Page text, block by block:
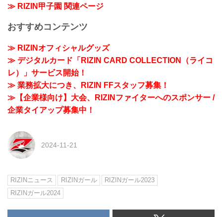
≫ RIZIN甲子園 関連ページ
おすすめコンテンツ
≫ RIZINオフィシャルグッズ
≫ デジタルカード「RIZIN CARD COLLECTION（ライコ
レ）」サービス開始！
≫ 業務拡大につき、RIZIN FFスタッフ募集！
≫【企業様向け】大会、RIZINファイターへのスポンサー /
企業タイアップ募集中！
2024-11-21
RIZINニュース RIZINガール
RIZINガール2023
RIZINガール2024